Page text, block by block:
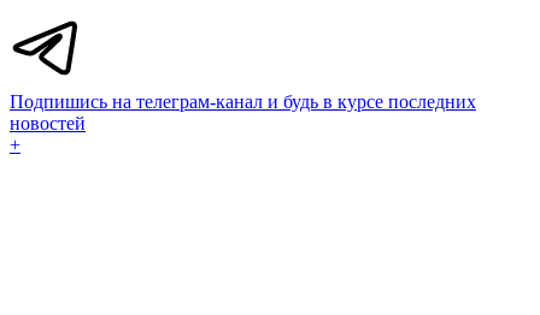
Подпишись на телеграм-канал и будь в курсе последних
новостей
+